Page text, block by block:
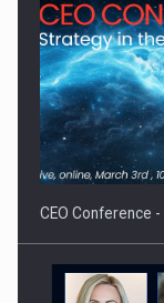
Hard Enduro
CEO Conference